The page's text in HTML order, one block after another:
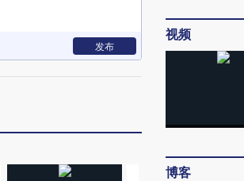
发布
视频
博客